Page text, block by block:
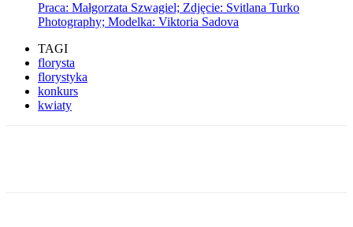
Praca: Małgorzata Szwagiel; Zdjęcie: Svitlana Turko
Photography; Modelka: Viktoria Sadova
TAGI
florysta
florystyka
konkurs
kwiaty